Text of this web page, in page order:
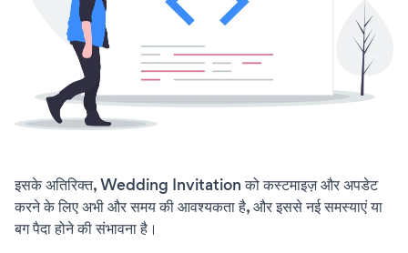
इसके अतिरिक्त, Wedding Invitation को कस्टमाइज़ और अपडेट
करने के लिए अभी और समय की आवश्यकता है, और इससे नई समस्याएं या
बग पैदा होने की संभावना है।